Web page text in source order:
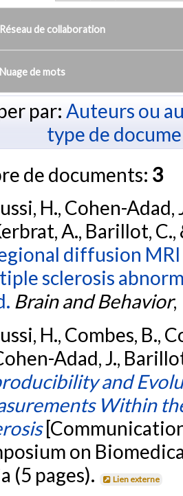
Réseau de collaboration
Nuage de mots
par: Auteurs ou
type de
de documents: 3
H., Cohen-Adad,
A., Barillot,
diffusion
sclerosis
Brain and Behavior,
H., Combes, B.,
Adad, J.,
and
Within
on
(5 pages).
Lien externe